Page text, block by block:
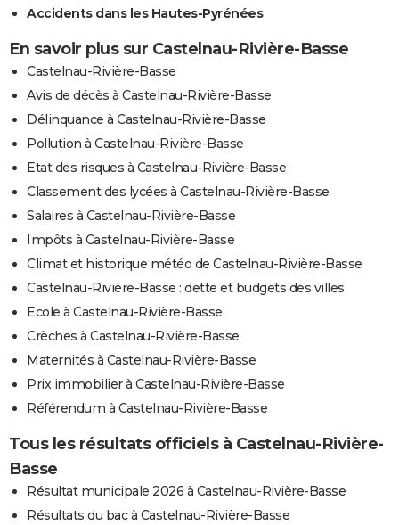
Accidents dans les Hautes-Pyrénées
En savoir plus sur Castelnau-Rivière-Basse
Castelnau-Rivière-Basse
Avis de décès à Castelnau-Rivière-Basse
Délinquance à Castelnau-Rivière-Basse
Pollution à Castelnau-Rivière-Basse
Etat des risques à Castelnau-Rivière-Basse
Classement des lycées à Castelnau-Rivière-Basse
Salaires à Castelnau-Rivière-Basse
Impôts à Castelnau-Rivière-Basse
Climat et historique météo de Castelnau-Rivière-Basse
Castelnau-Rivière-Basse : dette et budgets des villes
Ecole à Castelnau-Rivière-Basse
Crèches à Castelnau-Rivière-Basse
Maternités à Castelnau-Rivière-Basse
Prix immobilier à Castelnau-Rivière-Basse
Référendum à Castelnau-Rivière-Basse
Tous les résultats officiels à Castelnau-Rivière-
Basse
Résultat municipale 2026 à Castelnau-Rivière-Basse
Résultats du bac à Castelnau-Rivière-Basse